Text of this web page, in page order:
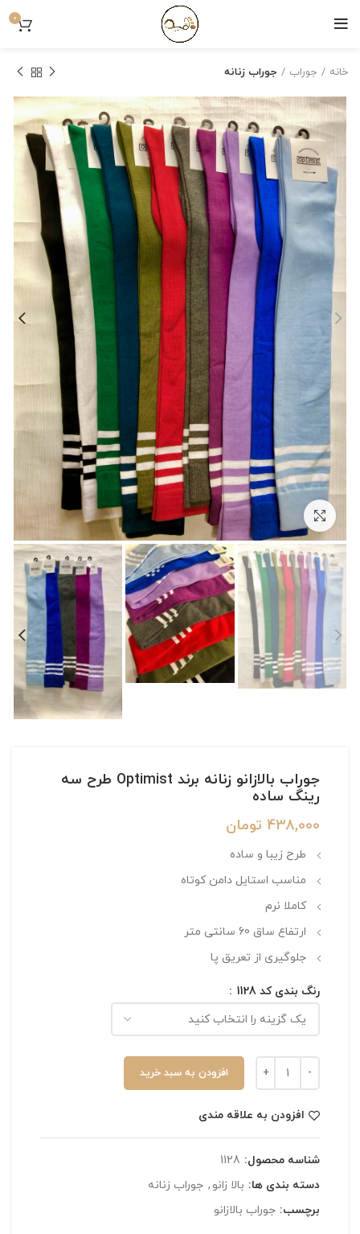
0
خانه جوراب جوراب زنانه
بزرگنمایی تصویر
جوراب بالازانو زنانه برند Optimist طرح سه
رینگ ساده
438,000 تومان
طرح زیبا و ساده
مناسب استایل دامن کوتاه
کاملا نرم
ارتفاع ساق 60 سانتی متر
جلوگیری از تعریق پا
رنگ بندی کد 1128
افزودن به سبد خرید
افزودن به علاقه مندی
شناسه محصول: 1128
دسته بندی ها: بالا زانو , جوراب زنانه
برچسب: جوراب بالازانو